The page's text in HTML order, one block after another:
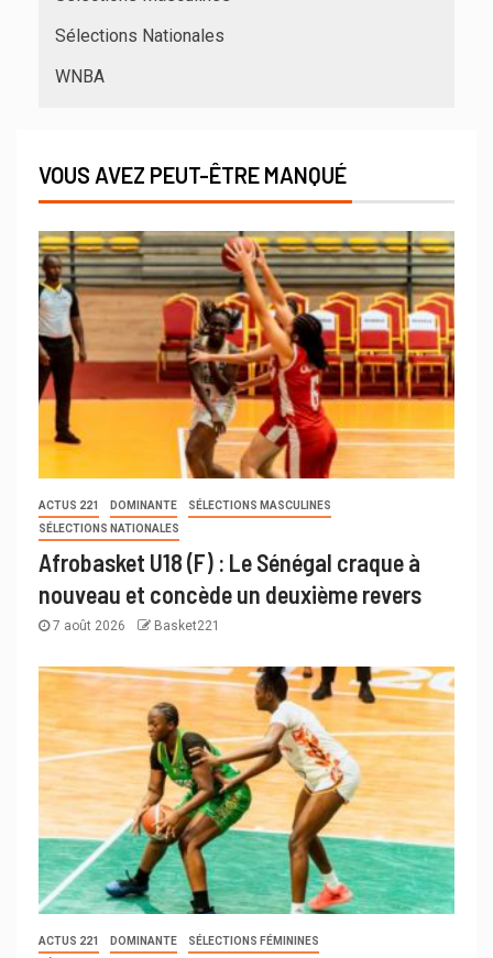
Sélections Nationales
WNBA
VOUS AVEZ PEUT-ÊTRE MANQUÉ
ACTUS 221 DOMINANTE
SÉLECTIONS MASCULINES
SÉLECTIONS NATIONALES
Afrobasket U18 (F) : Le Sénégal craque à
nouveau et concède un deuxième revers
7 août 2026 Basket221
ACTUS 221 DOMINANTE
SÉLECTIONS FÉMININES